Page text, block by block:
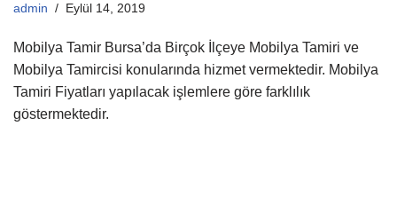
admin Eylül 14, 2019
Mobilya Tamir Bursa’da Birçok İlçeye Mobilya Tamiri ve
Mobilya Tamircisi konularında hizmet vermektedir. Mobilya
Tamiri Fiyatları yapılacak işlemlere göre farklılık
göstermektedir.